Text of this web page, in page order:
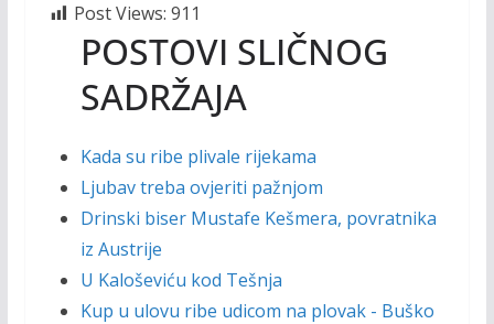
Post Views: 911
POSTOVI SLIČNOG
SADRŽAJA
Kada su ribe plivale rijekama
Ljubav treba ovjeriti pažnjom
Drinski biser Mustafe Kešmera, povratnika
iz Austrije
U Kaloševiću kod Tešnja
Kup u ulovu ribe udicom na plovak - Buško